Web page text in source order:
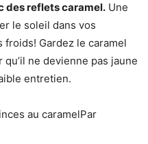
des reflets caramel. Une
le soleil dans vos
Gardez le caramel
ne devienne pas jaune
entretien.
Par